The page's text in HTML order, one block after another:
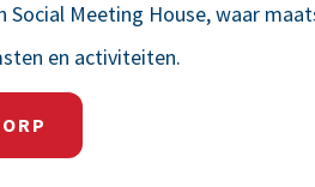
Meeting House, waar
en activiteiten.